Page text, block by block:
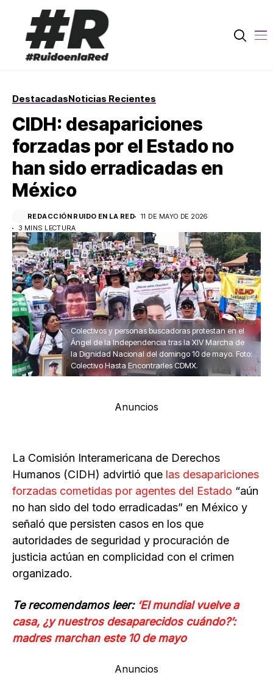
DestacadasNoticias Recientes
CIDH: desapariciones
forzadas por el Estado no
han sido erradicadas en
México
REDACCIÓN RUIDO EN LA RED
11 DE MAYO DE 2026
3 MINS LECTURA
Colectivos y personas buscadoras protestan en el
Ángel de la Independencia tras la XIV Marcha de
la Dignidad Nacional del domingo 10 de mayo. Foto:
Colectivo Hasta Encontrarles CDMX.
Anuncios
La Comisión Interamericana de Derechos
Humanos (CIDH) advirtió que las desapariciones
forzadas cometidas por agentes del Estado “aún
no han sido del todo erradicadas” en México y
señaló que persisten casos en los que
autoridades de seguridad y procuración de
justicia actúan en complicidad con el crimen
organizado.
Te recomendamos leer: ‘El mundial vuelve a
casa, ¿y nuestros desaparecidos cuándo?’:
madres marchan este 10 de mayo
Anuncios